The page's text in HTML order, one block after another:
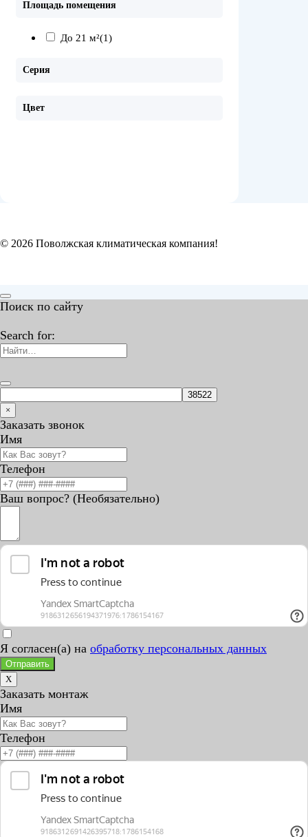
Площадь помещения
До 21 м²(1)
Серия
Цвет
© 2026 Поволжская климатическая компания!
Поиск по сайту
Search for:
×
Заказать звонок
Имя
Телефон
Ваш вопрос? (Необязательно)
Я согласен(а) на обработку персональных данных
Отправить
X
Заказать монтаж
Имя
Телефон